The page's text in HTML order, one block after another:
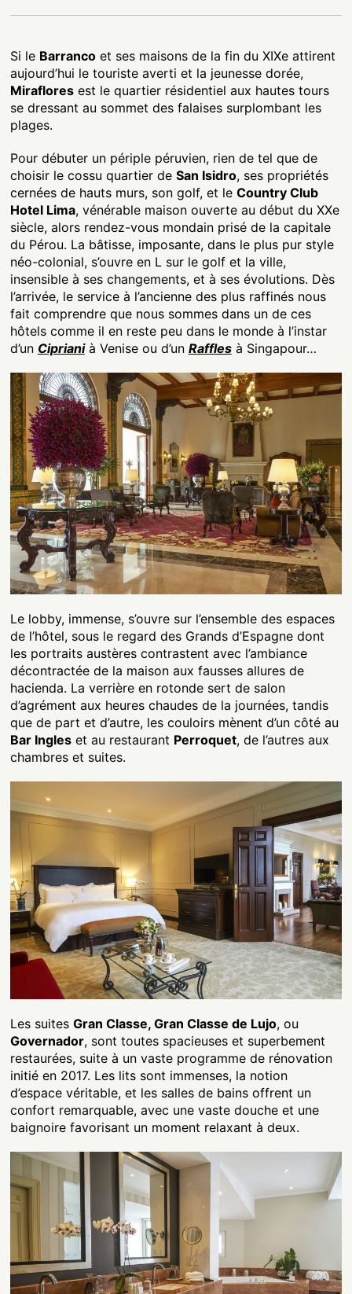
Si le Barrancoet ses maisons de la fin du XIXe attirent
aujourd’hui le touriste averti et la jeunesse dorée,
Mirafloresest le quartier résidentiel aux hautes tours
se dressant au sommet des falaises surplombant les
plages.
Pour débuter un périple péruvien, rien de tel que de
choisir le cossu quartier de San Isidro, ses propriétés
cernées de hauts murs, son golf, et le Country Club
Hotel Lima, vénérable maison ouverte au début du XXe
siècle, alors rendez-vous mondain prisé de la capitale
du Pérou. La bâtisse, imposante, dans le plus pur style
néo-colonial, s’ouvre en L sur le golf et la ville,
insensible à ses changements, et à ses évolutions. Dès
l’arrivée, le service à l’ancienne des plus raffinés nous
fait comprendre que nous sommes dans un de ces
hôtels comme il en reste peu dans le monde à l’instar
d’un Ciprianià Venise ou d’un Rafflesà Singapour…
Le lobby, immense, s’ouvre sur l’ensemble des espaces
de l’hôtel, sous le regard des Grands d’Espagne dont
les portraits austères contrastent avec l’ambiance
décontractée de la maison aux fausses allures de
hacienda. La verrière en rotonde sert de salon
d’agrément aux heures chaudes de la journées, tandis
que de part et d’autre, les couloirs mènent d’un côté au
Bar Ingleset au restaurant Perroquet, de l’autres aux
chambres et suites.
Les suites Gran Classe, Gran Classe de Lujo, ou
Governador, sont toutes spacieuses et superbement
restaurées, suite à un vaste programme de rénovation
initié en 2017. Les lits sont immenses, la notion
d’espace véritable, et les salles de bains offrent un
confort remarquable, avec une vaste douche et une
baignoire favorisant un moment relaxant à deux.